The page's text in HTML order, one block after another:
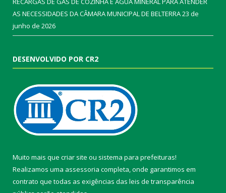
AS NECESSIDADES DA CÂMARA MUNICIPAL DE BELTERRA23 de
junho de 2026
DESENVOLVIDO POR CR2
Muito mais que criar site ou sistema para prefeituras!
Realizamos uma assessoria completa, onde garantimos em
contrato que todas as exigências das leis de transparência